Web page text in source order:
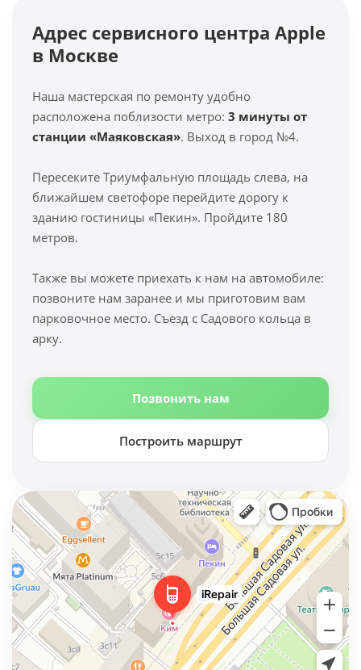
Адрес сервисного центра Apple
в Москве
Наша мастерская по ремонту удобно
расположена поблизости метро: 3 минуты от
станции «Маяковская». Выход в город №4.
Пересеките Триумфальную площадь слева, на
ближайшем светофоре перейдите дорогу к
зданию гостиницы «Пекин». Пройдите 180
метров.
Также вы можете приехать к нам на автомобиле:
позвоните нам заранее и мы приготовим вам
парковочное место. Съезд с Садового кольца в
арку.
Позвонить нам
Построить маршрут